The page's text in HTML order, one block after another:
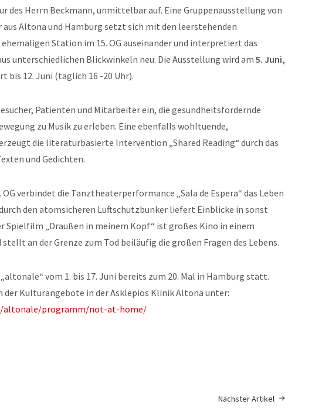
des Herrn Beckmann, unmittelbar auf. Eine Gruppenausstellung von
Altona und Hamburg setzt sich mit den leerstehenden
Station im 15. OG auseinander und interpretiert das
unterschiedlichen Blickwinkeln neu. Die Ausstellung wird am 5. Juni,
bis 12. Juni (täglich 16 -20 Uhr).
Patienten und Mitarbeiter ein, die gesundheitsfördernde
zu Musik zu erleben. Eine ebenfalls wohltuende,
die literaturbasierte Intervention „Shared Reading“ durch das
und Gedichten.
verbindet die Tanztheaterperformance „Sala de Espera“ das Leben
den atomsicheren Luftschutzbunker liefert Einblicke in sonst
Spielfilm „Draußen in meinem Kopf“ ist großes Kino in einem
an der Grenze zum Tod beiläufig die großen Fragen des Lebens.
vom 1. bis 17. Juni bereits zum 20. Mal in Hamburg statt.
der Kulturangebote in der Asklepios Klinik Altona unter:
altonale/programm/not-at-home/
Nächster Artikel